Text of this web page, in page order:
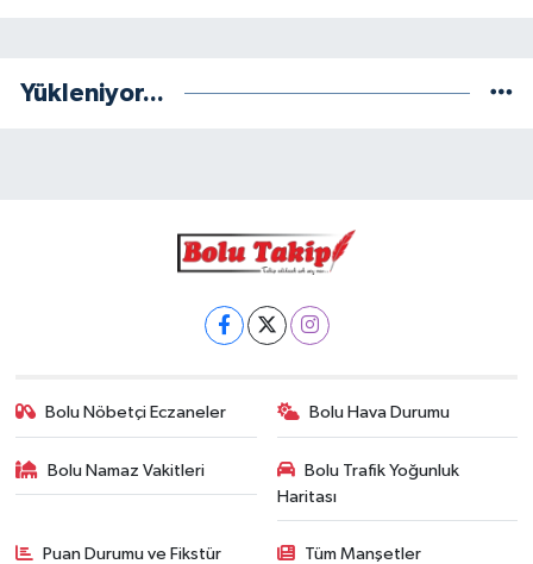
Yükleniyor...
Bolu Nöbetçi Eczaneler Bolu Hava Durumu
Bolu Namaz Vakitleri
Bolu Trafik Yoğunluk
Haritası
Puan Durumu ve Fikstür Tüm Manşetler